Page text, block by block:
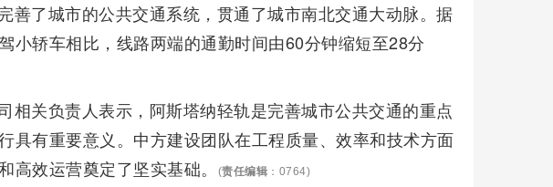
善了城市的公共交通系统，贯通了城市南北交通大动脉。据
小轿车相比，线路两端的通勤时间由60分钟缩短至28分
相关负责人表示，阿斯塔纳轻轨是完善城市公共交通的重点
具有重要意义。中方建设团队在工程质量、效率和技术方面
效运营奠定了坚实基础。
(责任编辑 ：0764)